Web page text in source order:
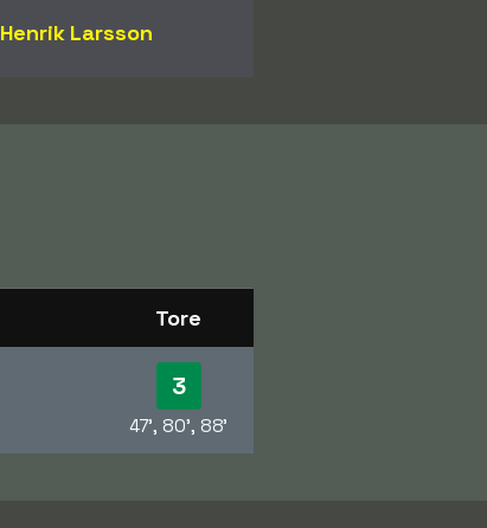
Henrik Larsson
Tore
3
47', 80', 88'